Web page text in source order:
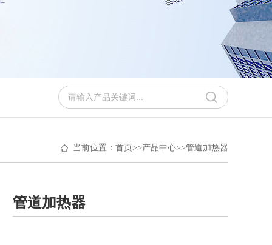
当前位置： 首页 >>产品中心>>管道加热器
管道加热器